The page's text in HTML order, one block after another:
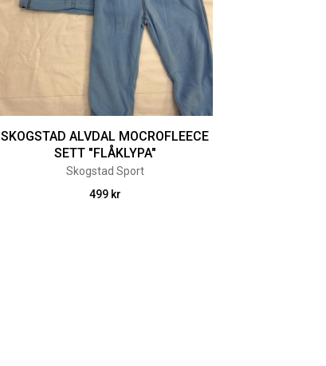
SKOGSTAD ALVDAL MOCROFLEECE
SETT "FLÅKLYPA"
Skogstad Sport
499 kr